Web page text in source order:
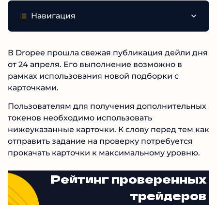
Навигация
В Dropee прошла свежая публикация дейли дня
от 24 апреля. Его выполнение возможно в
рамках использования новой подборки с
карточками.
Пользователям для получения дополнительных
токенов необходимо использовать
нижеуказанные карточки. К слову перед тем как
отправить задание на проверку потребуется
прокачать карточки к максимальному уровню.
Рейтинг проверенных
трейдеров